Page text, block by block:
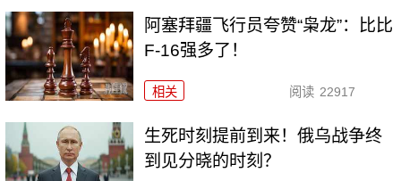
阿塞拜疆飞行员夸赞“枭龙”：比比
F-16强多了！
相关 阅读 22917
生死时刻提前到来！俄乌战争终
到见分晓的时刻？